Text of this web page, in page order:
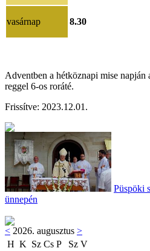
vasárnap 8.30
Adventben a hétköznapi mise napján
reggel 6-os roráté.
Frissítve: 2023.12.01 .
Püspöki
ünnepén
< 2026. augusztus >
H K Sz Cs P Sz V